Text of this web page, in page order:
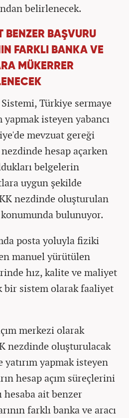
belirlenecek.
BENZER BAŞVURU
FARKLI BANKA VE
MÜKERRER
Türkiye sermaye
isteyen yabancı
mevzuat gereği
hesap açarken
belgelerin
uygun şekilde
nezdinde oluşturulan
bulunuyor.
posta yoluyla fiziki
manuel yürütülen
hız, kalite ve maliyet
bir sistem olarak faaliyet
merkezi olarak
nezdinde oluşturulacak
yatırım yapmak isteyen
hesap açım süreçlerini
hesaba ait benzer
farklı banka ve aracı